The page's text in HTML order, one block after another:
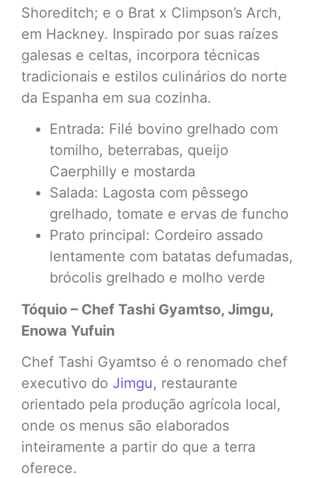
Shoreditch; e o Brat x Climpson’s Arch,
em Hackney. Inspirado por suas raízes
galesas e celtas, incorpora técnicas
tradicionais e estilos culinários do norte
da Espanha em sua cozinha.
Entrada: Filé bovino grelhado com
tomilho, beterrabas, queijo
Caerphilly e mostarda
Salada: Lagosta com pêssego
grelhado, tomate e ervas de funcho
Prato principal: Cordeiro assado
lentamente com batatas defumadas,
brócolis grelhado e molho verde
Tóquio – Chef Tashi Gyamtso, Jimgu,
Enowa Yufuin
Chef Tashi Gyamtso é o renomado chef
executivo do Jimgu, restaurante
orientado pela produção agrícola local,
onde os menus são elaborados
inteiramente a partir do que a terra
oferece.